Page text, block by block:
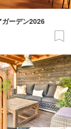
ガーデン2026